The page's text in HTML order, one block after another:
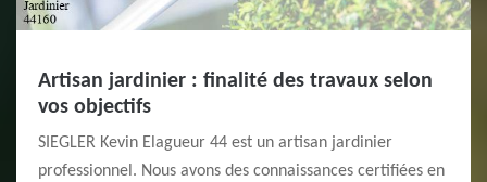
Artisan jardinier : finalité des travaux selon
vos objectifs
SIEGLER Kevin Elagueur 44 est un artisan jardinier
professionnel. Nous avons des connaissances certifiées en